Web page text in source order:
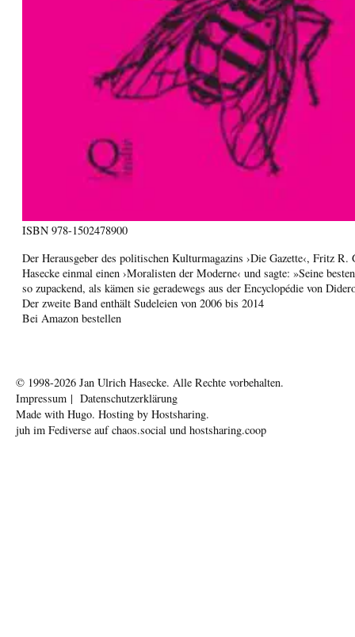
ISBN 978-1502478900
Der Herausgeber des politischen Kulturmagazins ›Die Gazette‹, Fritz R.
Hasecke einmal einen ›Moralisten der Moderne‹ und sagte: »Seine
so zupackend, als kämen sie geradewegs aus der Encyclopédie von
Der zweite Band enthält Sudeleien von 2006 bis 2014
Bei Amazon bestellen
© 1998-2026 Jan Ulrich Hasecke. Alle Rechte vorbehalten.
Impressum | Datenschutzerklärung
Made with Hugo. Hosting by Hostsharing.
juh im Fediverse aufchaos.social und hostsharing.coop